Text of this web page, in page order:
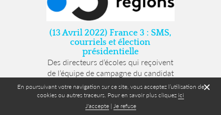
✕
En poursuivant votre navigation sur ce site, vous acceptez l’utilisation de
cookies ou autres traceurs. Pour en savoir plus cliquez ici
J'accepte| Je refuse
(13 Avril 2022) France 3 : SMS,
courriels et élection
présidentielle
Des directeurs d’écoles qui reçoivent
de l’équipe de campagne du candidat
Macron, de la...